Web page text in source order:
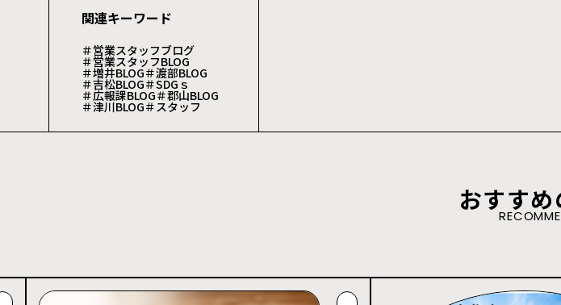
関連キーワード
＃営業スタッフブログ
＃営業スタッフBLOG
＃増井BLOG＃渡部BLOG
＃吉松BLOG＃SDGｓ
＃広報課BLOG＃郡山BLOG
＃津川BLOG＃スタッフ
おすす